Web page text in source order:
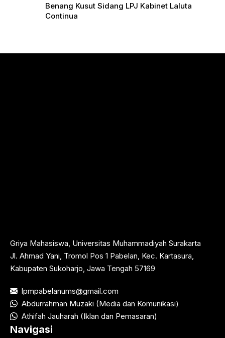
Benang Kusut Sidang LPJ Kabinet Laluta
Continua
Griya Mahasiswa, Universitas Muhammadiyah Surakarta
Jl. Ahmad Yani, Tromol Pos 1 Pabelan, Kec. Kartasura,
Kabupaten Sukoharjo, Jawa Tengah 57169
lpmpabelanums@gmail.com
Abdurrahman Muzaki (Media dan Komunikasi)
Athifah Jauharah (Iklan dan Pemasaran)
Navigasi